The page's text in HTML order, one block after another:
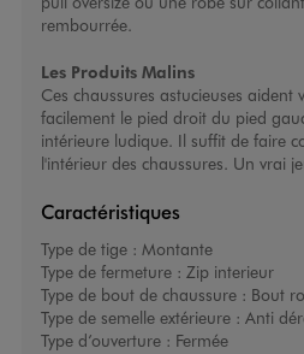
rembourrée.
Les Produits Malins
Ces chaussures astucieuses
facilement le pied droit du pied
intérieure ludique. Il suffit de faire
l'intérieur des chaussures. Un vrai
Caractéristiques
Type de tige : Montante
Type de fermeture : Zip interieur
Type de bout de chaussure : Bout
Type de semelle extérieure : Anti
Type d’ouverture : Fermée